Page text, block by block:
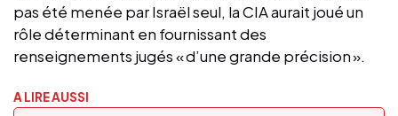
pas été menée par Israël seul, la CIA aurait joué un
rôle déterminant en fournissant des
renseignements jugés « d’une grande précision ».
A LIRE AUSSI